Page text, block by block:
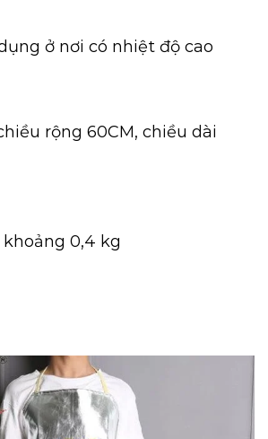
ở nơi có nhiệt độ cao
rộng 60CM, chiều dài
khoảng 0,4 kg